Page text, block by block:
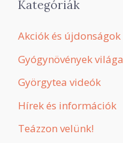
Kategóriák
Akciók és újdonságok
Gyógynövények világa
Györgytea videók
Hírek és információk
Teázzon velünk!